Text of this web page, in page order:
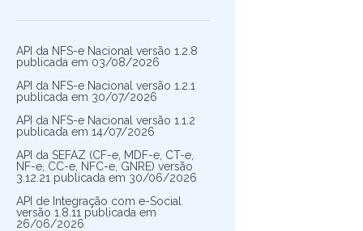
API da NFS-e Nacional versão 1.2.8
publicada em 03/08/2026
API da NFS-e Nacional versão 1.2.1
publicada em 30/07/2026
API da NFS-e Nacional versão 1.1.2
publicada em 14/07/2026
API da SEFAZ (CF-e, MDF-e, CT-e,
NF-e, CC-e, NFC-e, GNRE) versão
3.12.21 publicada em 30/06/2026
API de Integração com e-Social
versão 1.8.11 publicada em
26/06/2026